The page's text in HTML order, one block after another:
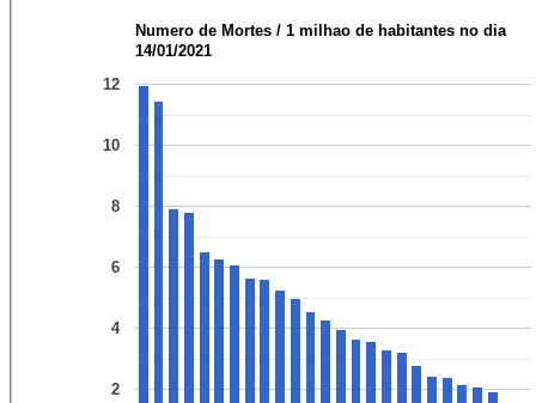
Numero de Mortes / 1 milhao de habitantes no dia
14/01/2021
2
4
6
8
10
12